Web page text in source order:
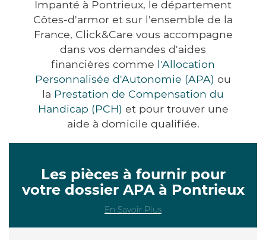
Impanté à Pontrieux, le département
Côtes-d'armor et sur l'ensemble de la
France, Click&Care vous accompagne
dans vos demandes d'aides
financières comme l'Allocation
Personnalisée d'Autonomie (APA) ou
la Prestation de Compensation du
Handicap (PCH) et pour trouver une
aide à domicile qualifiée.
Les pièces à fournir pour
votre dossier APA à Pontrieux
En Savoir Plus